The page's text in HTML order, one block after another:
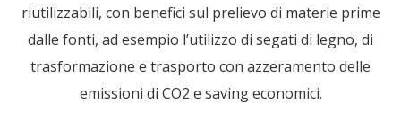
riutilizzabili, con benefici sul prelievo di materie prime
dalle fonti, ad esempio l’utilizzo di segati di legno, di
trasformazione e trasporto con azzeramento delle
emissioni di CO2 e saving economici.